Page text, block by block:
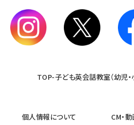
TOP-子ども英会話教室（幼児・
個人情報について
CM・